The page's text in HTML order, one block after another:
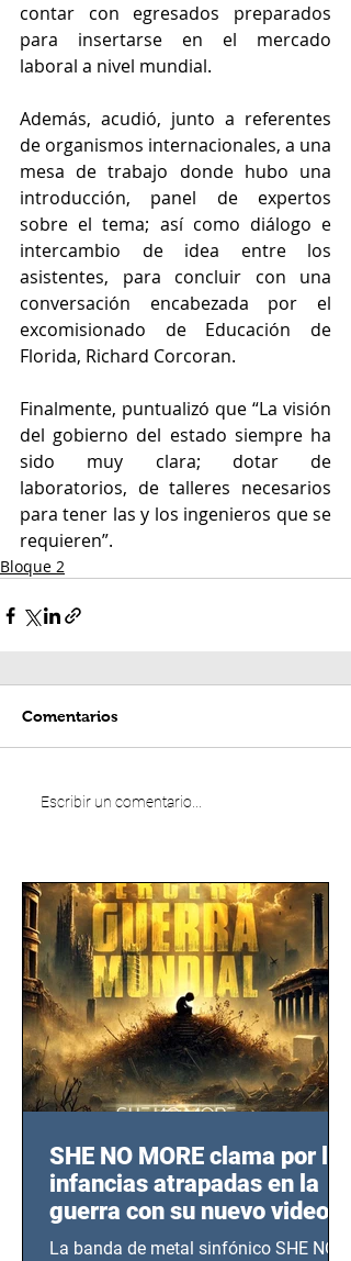
contar con egresados preparados
para insertarse en el mercado
laboral a nivel mundial.
Además, acudió, junto a referentes
de organismos internacionales, a una
mesa de trabajo donde hubo una
introducción, panel de expertos
sobre el tema; así como diálogo e
intercambio de idea entre los
asistentes, para concluir con una
conversación encabezada por el
excomisionado de Educación de
Florida, Richard Corcoran.
Finalmente, puntualizó que “La visión
del gobierno del estado siempre ha
sido muy clara; dotar de
laboratorios, de talleres necesarios
para tener las y los ingenieros que se
requieren”.
Bloque 2
Comentarios
Escribir un comentario...
SHE NO MORE clama por las
infancias atrapadas en la
guerra con su nuevo video
TERCERA GUERRA
La banda de metal sinfónico SHE NO